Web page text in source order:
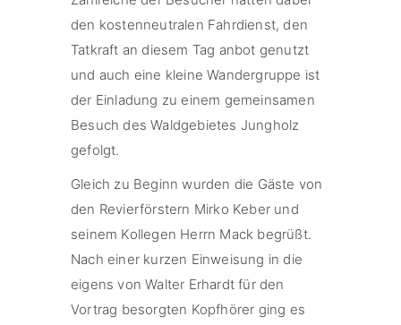
den kostenneutralen Fahrdienst, den
Tatkraft an diesem Tag anbot genutzt
und auch eine kleine Wandergruppe ist
der Einladung zu einem gemeinsamen
Besuch des Waldgebietes Jungholz
gefolgt.
Gleich zu Beginn wurden die Gäste von
den Revierförstern Mirko Keber und
seinem Kollegen Herrn Mack begrüßt.
Nach einer kurzen Einweisung in die
eigens von Walter Erhardt für den
Vortrag besorgten Kopfhörer ging es